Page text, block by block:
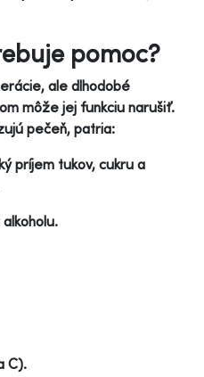
pomoc?
ale dlhodobé
môže jej funkciu narušiť.
pečeň, patria:
príjem tukov, cukru a
C).